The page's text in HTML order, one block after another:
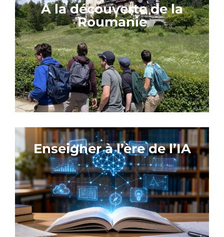
A la découverte de la
Roumanie
Enseigner à l’ère de l’IA